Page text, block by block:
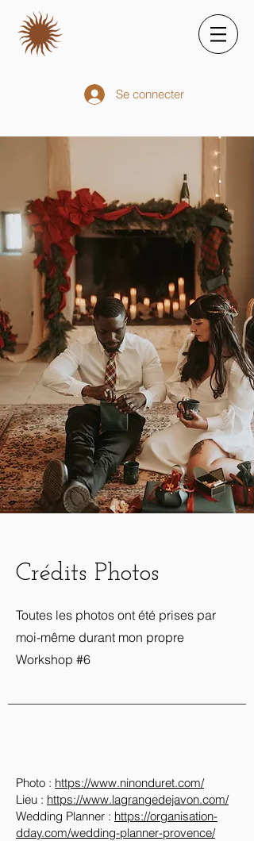
Se connecter
Crédits Photos
Toutes les photos ont été prises par
moi-même durant mon propre
Workshop #6
Photo : https://www.ninonduret.com/
Lieu : https://www.lagrangedejavon.com/
Wedding Planner : https://organisation-
dday.com/wedding-planner-provence/